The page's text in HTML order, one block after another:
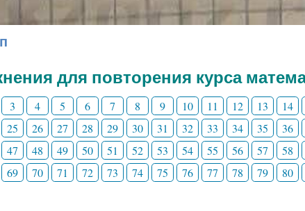
для повторения курса
3 4 5 6 7 8 9 10 11 12 13 14
25 26 27 28 29 30 31 32 33 34 35 36
47 48 49 50 51 52 53 54 55 56 57 58
69 70 71 72 73 74 75 76 77 78 79 80